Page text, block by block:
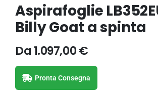
Aspirafoglie
Billy Goat a spinta
Da 1.097,00€
Pronta Consegna